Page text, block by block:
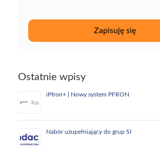
Ostatnie wpisy
iPfron+ | Nowy system PFRON
Nabór uzupełniający do grup SI